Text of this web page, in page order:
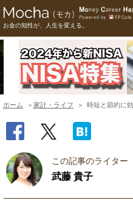
お金の知性が、人生を変える。
ホーム 家計・ライフ 時短と節約に
この記事のライター
武藤 貴子